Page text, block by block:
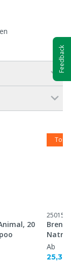
20
Top
2501575
Ab
25,30
Feedback